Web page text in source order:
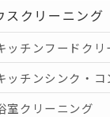
スクリーニング
ッチンフードクリ
ッチンシンク・
室クリーニング